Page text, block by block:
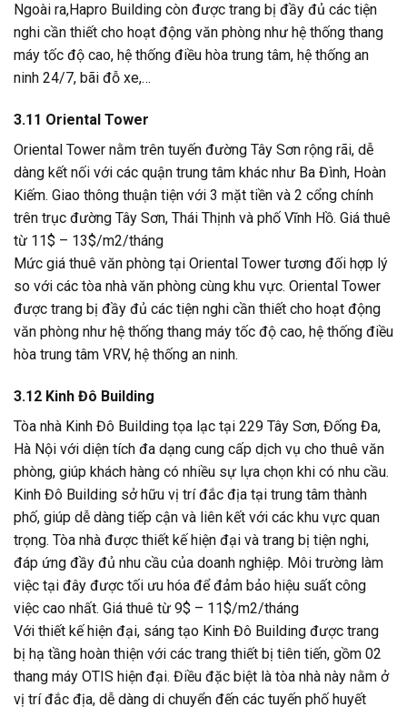
Ngoài ra,Hapro Building còn được trang bị đầy đủ các tiện
nghi cần thiết cho hoạt động văn phòng như hệ thống thang
máy tốc độ cao, hệ thống điều hòa trung tâm, hệ thống an
ninh 24/7, bãi đỗ xe,…
3.11 Oriental Tower
Oriental Tower nằm trên tuyến đường Tây Sơn rộng rãi, dễ
dàng kết nối với các quận trung tâm khác như Ba Đình, Hoàn
Kiếm. Giao thông thuận tiện với 3 mặt tiền và 2 cổng chính
trên trục đường Tây Sơn, Thái Thịnh và phố Vĩnh Hồ. Giá thuê
từ 11$ – 13$/m2/tháng
Mức giá thuê văn phòng tại Oriental Tower tương đối hợp lý
so với các tòa nhà văn phòng cùng khu vực. Oriental Tower
được trang bị đầy đủ các tiện nghi cần thiết cho hoạt động
văn phòng như hệ thống thang máy tốc độ cao, hệ thống điều
hòa trung tâm VRV, hệ thống an ninh.
3.12 Kinh Đô Building
Tòa nhà Kinh Đô Building tọa lạc tại 229 Tây Sơn, Đống Đa,
Hà Nội với diện tích đa dạng cung cấp dịch vụ cho thuê văn
phòng, giúp khách hàng có nhiều sự lựa chọn khi có nhu cầu.
Kinh Đô Building sở hữu vị trí đắc địa tại trung tâm thành
phố, giúp dễ dàng tiếp cận và liên kết với các khu vực quan
trọng. Tòa nhà được thiết kế hiện đại và trang bị tiện nghi,
đáp ứng đầy đủ nhu cầu của doanh nghiệp. Môi trường làm
việc tại đây được tối ưu hóa để đảm bảo hiệu suất công
việc cao nhất. Giá thuê từ 9$ – 11$/m2/tháng
Với thiết kế hiện đại, sáng tạo Kinh Đô Building được trang
bị hạ tầng hoàn thiện với các trang thiết bị tiên tiến, gồm 02
thang máy OTIS hiện đại. Điều đặc biệt là tòa nhà này nằm ở
vị trí đắc địa, dễ dàng di chuyển đến các tuyến phố huyết